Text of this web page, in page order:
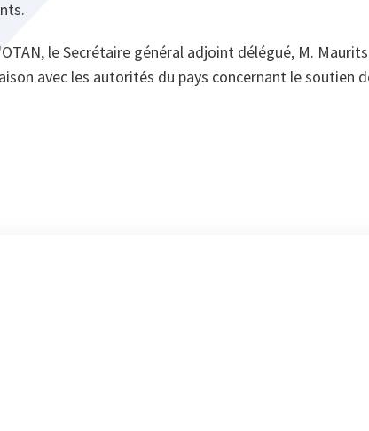
le Secrétaire général adjoint délégué, M.
avec les autorités du pays concernant le soutien